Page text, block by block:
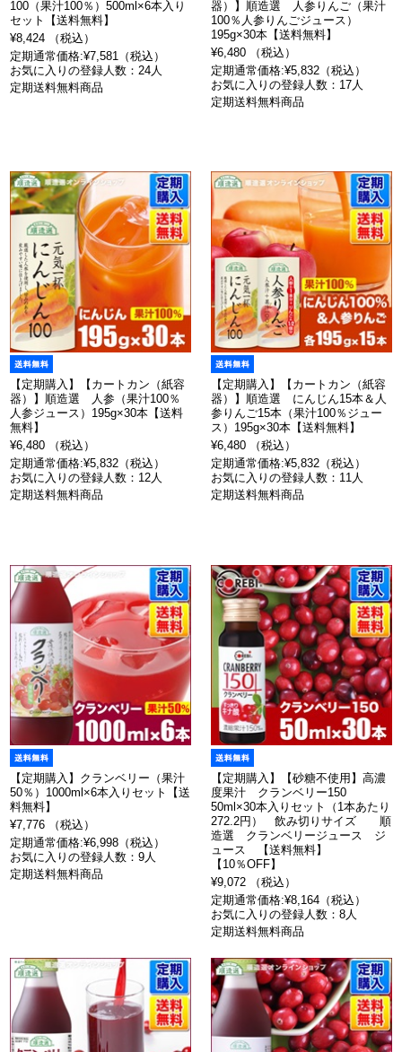
100（果汁100％）500ml×6本入り
セット【送料無料】
¥8,424 （税込）
定期通常価格:¥7,581（税込）
お気に入りの登録人数：24人
定期送料無料商品
器）】順造選 人参りんご（果汁
100％人参りんごジュース）
195g×30本【送料無料】
¥6,480 （税込）
定期通常価格:¥5,832（税込）
お気に入りの登録人数：17人
定期送料無料商品
【定期購入】【カートカン（紙容
器）】順造選 人参（果汁100％
人参ジュース）195g×30本【送料
無料】
¥6,480 （税込）
定期通常価格:¥5,832（税込）
お気に入りの登録人数：12人
定期送料無料商品
【定期購入】【カートカン（紙容
器）】順造選 にんじん15本＆人
参りんご15本（果汁100％ジュー
ス）195g×30本【送料無料】
¥6,480 （税込）
定期通常価格:¥5,832（税込）
お気に入りの登録人数：11人
定期送料無料商品
【定期購入】クランベリー（果汁
50％）1000ml×6本入りセット【送
料無料】
¥7,776 （税込）
定期通常価格:¥6,998（税込）
お気に入りの登録人数：9人
定期送料無料商品
【定期購入】【砂糖不使用】高濃
度果汁 クランベリー150
50ml×30本入りセット（1本あたり
272.2円） 飲み切りサイズ 順
造選 クランベリージュース ジ
ュース 【送料無料】
【10％OFF】
¥9,072 （税込）
定期通常価格:¥8,164（税込）
お気に入りの登録人数：8人
定期送料無料商品